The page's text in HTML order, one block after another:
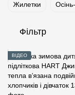
Жилетки
Фільтр
ВІДЕО